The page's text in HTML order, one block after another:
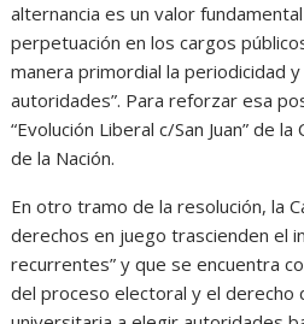
alternancia es un valor
perpetuación en los cargos
manera primordial la periodicidad
autoridades”. Para reforzar esa
“Evolución Liberal c/San Juan” de
de la Nación.
En otro tramo de la resolución, la
derechos en juego trascienden el
recurrentes” y que se encuentra
del proceso electoral y el derecho